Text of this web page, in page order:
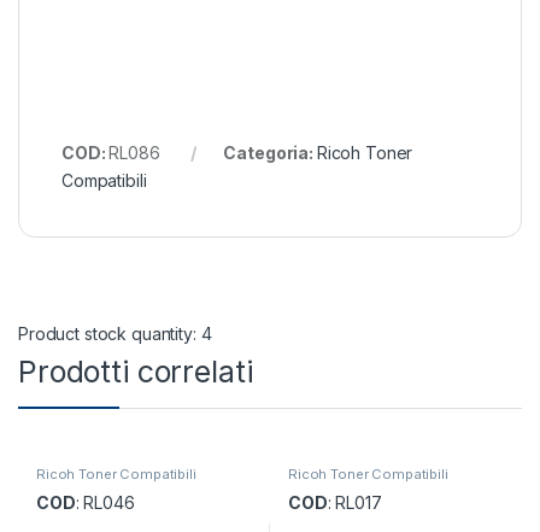
COD:RL086 Categoria: Ricoh Toner
Compatibili
Product stock quantity: 4
Prodotti correlati
Ricoh Toner Compatibili
COD: RL046
Ricoh Toner Compatibili
COD: RL017